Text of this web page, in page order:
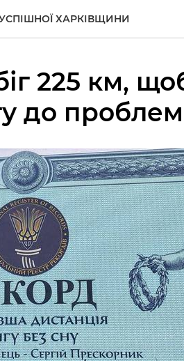
ХАРКІВЩИНИ
225 км,
до проблем